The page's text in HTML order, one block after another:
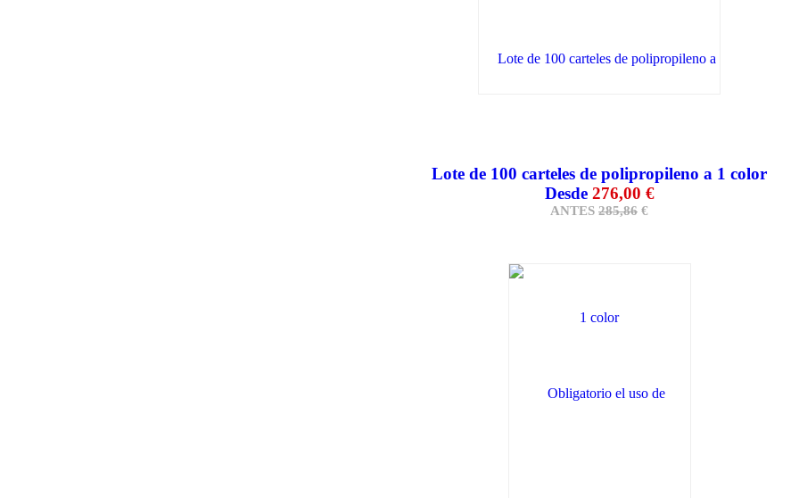
Lote de 100 carteles de polipropileno a 1 color
Desde 276,00 €
ANTES 285,86 €